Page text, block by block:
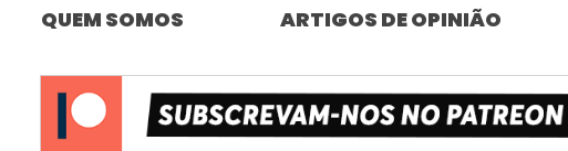
QUEM SOMOS ARTIGOS DE OPINIÃO